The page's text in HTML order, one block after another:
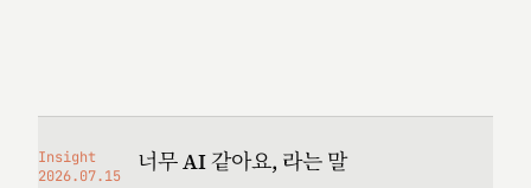
Insight
2026.07.15
너무 AI 같아요, 라는 말